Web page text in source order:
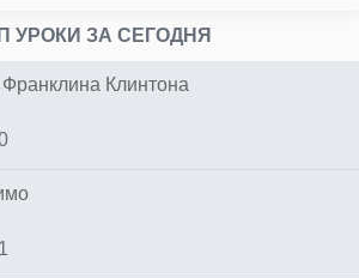
УРОКИ ЗА СЕГОДНЯ
Клинтона
1